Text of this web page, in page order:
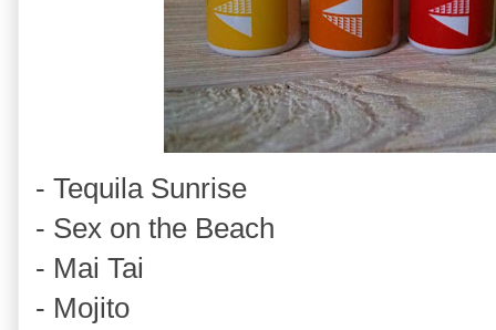
- Tequila Sunrise
- Sex on the Beach
- Mai Tai
- Mojito